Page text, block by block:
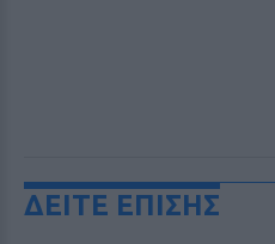
ΔΕΙΤΕ ΕΠΙΣΗΣ